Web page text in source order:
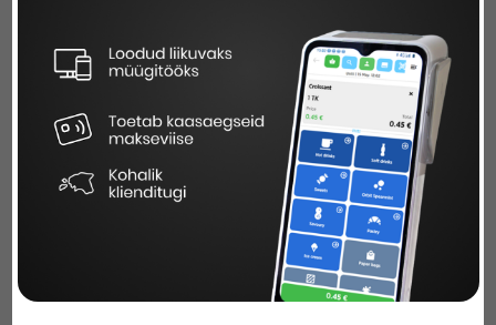
kvaliteedijuhtimine –
keskkonnajuhtimine
– ISO 14001:2015